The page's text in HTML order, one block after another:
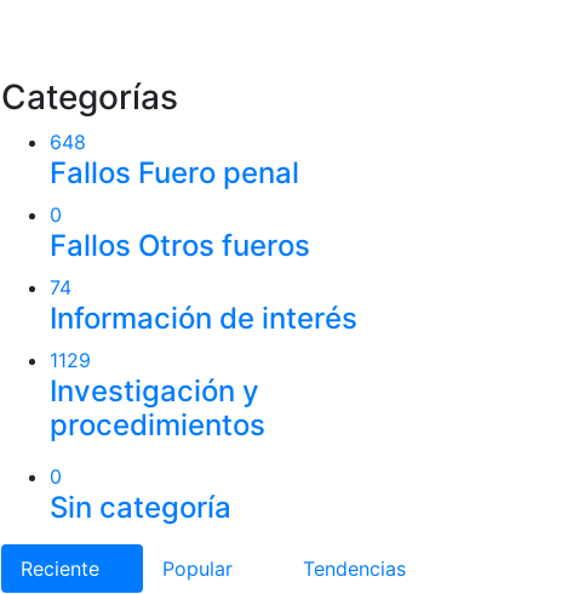
Categorías
648
Fallos Fuero penal
0
Fallos Otros fueros
74
Información de interés
1129
Investigación y
procedimientos
0
Sin categoría
Reciente Popular
Tendencias